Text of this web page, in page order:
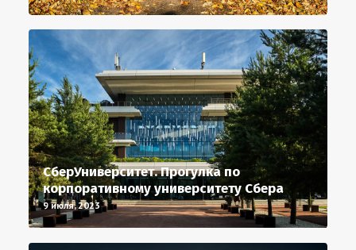
СберУниверситет. Прогулка по
корпоративному университету Сбера
9 июля, 2023